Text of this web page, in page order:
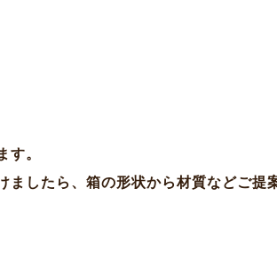
す。
したら、箱の形状から材質などご提